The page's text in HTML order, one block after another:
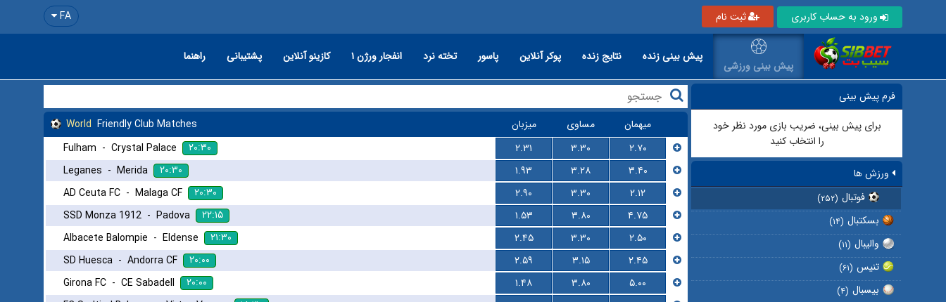
FA ورود به حساب کاربری ثبت نام
پیش بینی ورزشی
پیش بینی زنده نتایج زنده پوکر آنلاین پاسور تخته نرد انفجار ورژن ۱ کازینو آنلاین پشتیبانی راهنما
فرم پیش بینی
برای پیش بینی، ضریب بازی مورد نظر خود
را انتخاب کنید
ورزش ها
فوتبال (۲۵۲)
بسکتبال (۱۴)
والیبال (۱۱)
تنیس (۶۱)
بیسبال (۴)
World Friendly Club Matches میزبان مساوی
میهمان
Fulham - Crystal Palace ۲۰:۳۰ ۲.۳۱ ۳.۳۰
۲.۷۰
Leganes - Merida ۲۰:۳۰ ۱.۹۳ ۳.۲۸
۳.۴۰
AD Ceuta FC - Malaga CF ۲۰:۳۰ ۲.۹۰ ۳.۳۰
۲.۱۲
SSD Monza 1912 - Padova ۲۲:۱۵ ۱.۵۳ ۳.۸۰
۴.۷۵
Albacete Balompie - Eldense ۲۱:۳۰ ۲.۴۵ ۳.۳۰
۲.۵۰
SD Huesca - Andorra CF ۲۰:۰۰ ۲.۵۹ ۳.۱۵
۲.۴۵
Girona FC - CE Sabadell ۲۰:۰۰ ۱.۴۸ ۳.۸۰
۵.۰۰